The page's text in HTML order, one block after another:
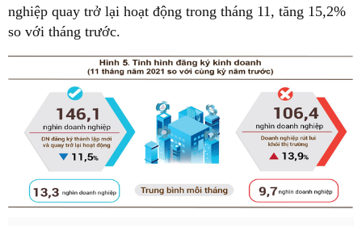
nghiệp quay trở lại hoạt động trong tháng 11, tăng 15,2%
so với tháng trước.